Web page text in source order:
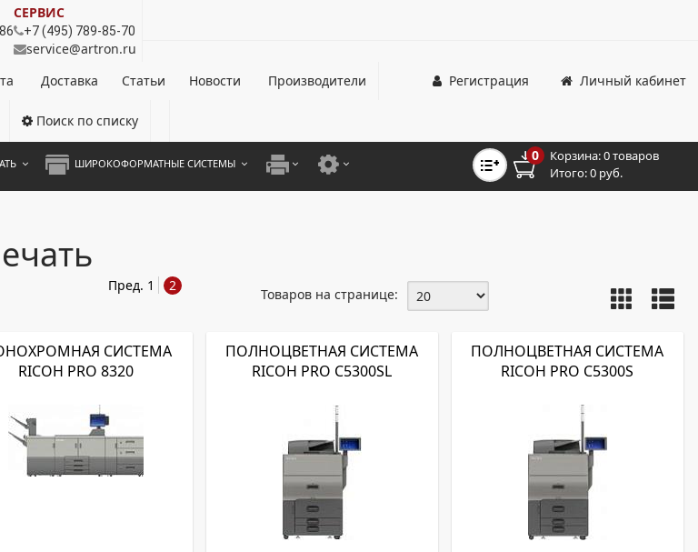
СЕРВИС
+7 (495) 789-85-70
service@artron.ru
Доставка Статьи Новости Производители Личный кабинет
Регистрация
Поиск по списку
ШИРОКОФОРМАТНЫЕ СИСТЕМЫ
А4 МОНОХРОМНЫЕ
ПРИНТЕРЫ ДЛЯ ОФИСА
ЦВЕТНЫЕ ПРИНТЕРЫ
МОНОХРОМНЫЕ ПРИНТЕРЫ
0 Корзина:0 товаров
Итого:0 руб.
Пред. 1 2
Товаров на странице:
СИСТЕМА
RICOH PRO 8320
ПОЛНОЦВЕТНАЯ СИСТЕМА
RICOH PRO C5300SL
ПОЛНОЦВЕТНАЯ СИСТЕМА
RICOH PRO C5300S